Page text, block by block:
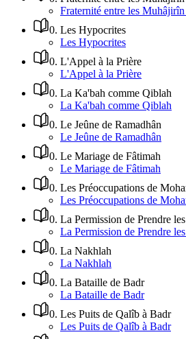
Fraternité entre les
0. Les Hypocrites
Les Hypocrites
0. L'Appel à la Prière
L'Appel à la Prière
0. La Ka'bah comme Qiblah
La Ka'bah comme Qiblah
0. Le Jeûne de Ramadhân
Le Jeûne de Ramadhân
0. Le Mariage de Fâtimah
Le Mariage de Fâtimah
0. Les Préoccupations de
Les Préoccupations de
0. La Permission de Prendre
La Permission de Prendre
0. La Nakhlah
La Nakhlah
0. La Bataille de Badr
La Bataille de Badr
0. Les Puits de Qalîb à Badr
Les Puits de Qalîb à Badr